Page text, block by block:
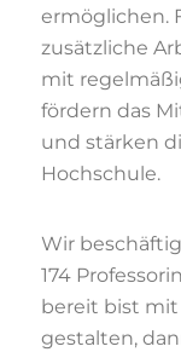
ermöglichen.
zusätzliche
mit
fördern das
und stärken
Hochschule.
Wir
174
bereit bist
gestalten,